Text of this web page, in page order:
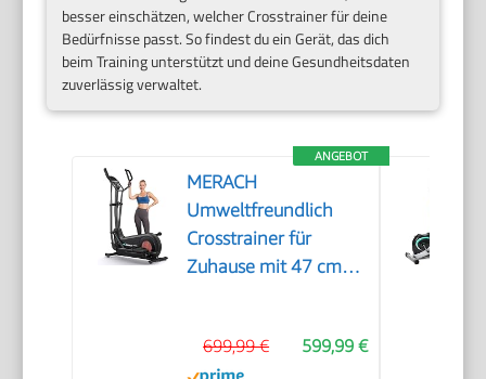
besser einschätzen, welcher Crosstrainer für deine
Bedürfnisse passt. So findest du ein Gerät, das dich
beim Training unterstützt und deine Gesundheitsdaten
zuverlässig verwaltet.
ANGEBOT
MERACH
Umweltfreundlich
Crosstrainer für
Zuhause mit 47 cm
Selbstgenerierender
599,99 €
699,99 €